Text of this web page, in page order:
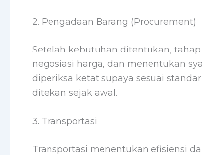
2. Pengadaan Barang (Procurement)
Setelah kebutuhan ditentukan,
negosiasi harga, dan menentukan
diperiksa ketat supaya sesuai
ditekan sejak awal.
3. Transportasi
Transportasi menentukan efisiensi